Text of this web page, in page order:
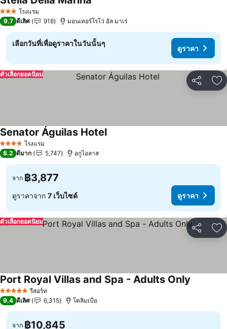
3 ดาว โรงแรม
9.7 ดีเลิศ 918 มอนเทอร์โรโว่ อัล มาเร่
เลือกวันที่เพื่อดูราคาในวันนั้นๆ
ดูราคา
แชร์ เ
ตัวเลือกยอดนิยม
4 ดาว โรงแรม
Senator Águilas Hotel
8.2 ดีมาก 5,747 อกูไอลาส
จาก ฿3,877
ดูราคาจาก 7 เว็บไซต์ ดูราคา
แชร์ เ
ตัวเลือกยอดนิยม
5 ดาว รีสอร์ท
Port Royal Villas and Spa - Adults Only
9.4 ดีเลิศ 6,315 โคลิมเบีย
จาก ฿10,845